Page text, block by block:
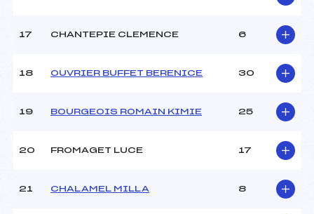
Pénalité appliquée :
17 CHANTEPIE CLEMENCE 6
18 OUVRIER BUFFET BERENICE 30
19 BOURGEOIS ROMAIN KIMIE 25
20 FROMAGET LUCE 17
21 CHALAMEL MILLA 8